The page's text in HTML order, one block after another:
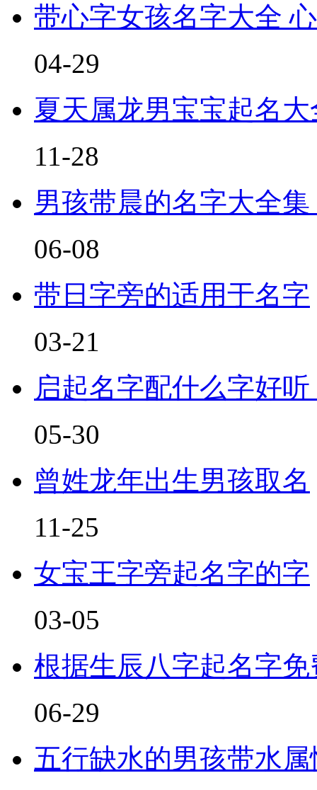
带心字女孩名字大全
04-29
夏天属龙男宝宝起名大
11-28
男孩带晨的名字大全
06-08
带日字旁的适用于名字
03-21
启起名字配什么字好
05-30
曾姓龙年出生男孩取名
11-25
女宝王字旁起名字的字
03-05
根据生辰八字起名字免
06-29
五行缺水的男孩带水